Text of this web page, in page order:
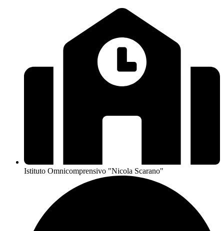
Istituto Omnicomprensivo "Nicola Scarano"